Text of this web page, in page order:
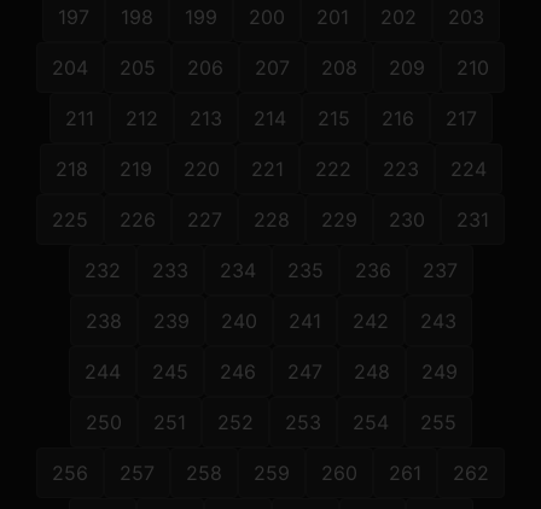
197 198 199 200 201 202 203
204 205 206 207 208 209 210
211 212 213 214 215 216 217
218 219 220 221 222 223 224
225 226 227 228 229 230 231
232 233 234 235 236 237
238 239 240 241 242 243
244 245 246 247 248 249
250 251 252 253 254 255
256 257 258 259 260 261 262